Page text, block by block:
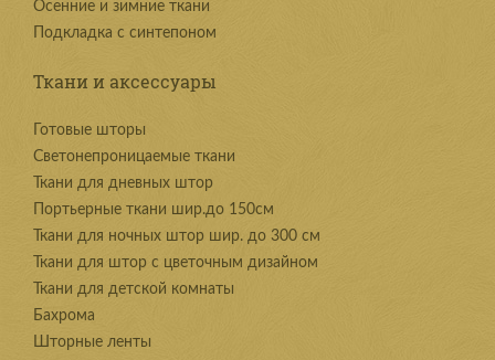
Осенние и зимние ткани
Подкладка с синтепоном
Ткани и аксессуары
Готовые шторы
Светонепроницаемые ткани
Ткани для дневных штор
Портьерные ткани шир.до 150см
Ткани для ночных штор шир. до 300 см
Ткани для штор с цветочным дизайном
Ткани для детской комнаты
Бахрома
Шторные ленты